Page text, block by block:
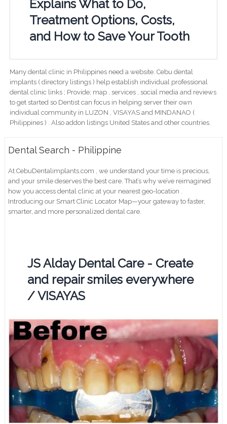
Explains What to Do,
Treatment Options, Costs,
and How to Save Your Tooth
Many dental clinic in Philippines need a website. Cebu dental
implants ( directory listings ) help establish individual professional
dental clinic links ; Provide; map , services , social media and reviews
to get started so Dentist can focus in helping server their own
individual community in LUZON , VISAYAS and MINDANAO (
Philippines ) . Also addon listings United States and other countries.
Dental Search - Philippine
At CebuDentalimplants.com , we understand your time is precious,
and your smile deserves the best care. That’s why we’ve reimagined
how you access dental clinic at your nearest geo-location .
Introducing our Smart Clinic Locator Map—your gateway to faster,
smarter, and more personalized dental care.
JS Alday Dental Care - Create
and repair smiles everywhere
/ VISAYAS